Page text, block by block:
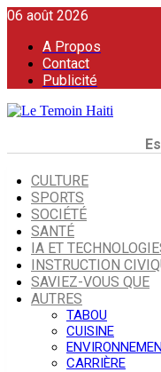
06 août 2026
A Propos
Contact
Publicité
CULTURE
SPORTS
SOCIÉTÉ
SANTÉ
IA ET
INSTRUCTION
SAVIEZ-VOUS QUE
AUTRES
TABOU
CUISINE
CARRIÈRE